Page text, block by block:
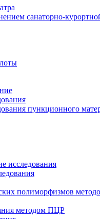
санаторно-
пункционного
исследования
полиморфизмов
методом ПЦР